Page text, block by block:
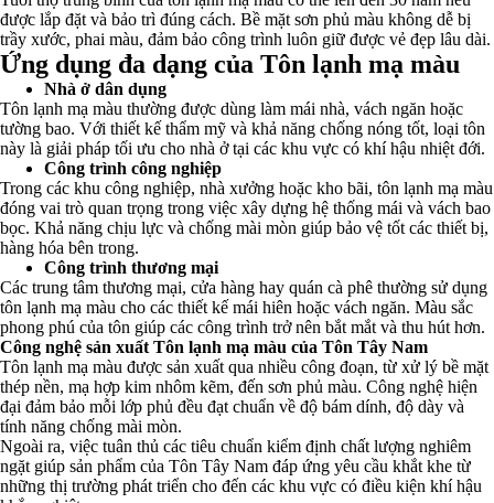
được lắp đặt và bảo trì đúng cách. Bề mặt sơn phủ màu không dễ bị
trầy xước, phai màu, đảm bảo công trình luôn giữ được vẻ đẹp lâu dài.
Ứng dụng đa dạng của Tôn lạnh mạ màu
Nhà ở dân dụng
Tôn lạnh mạ màu thường được dùng làm mái nhà, vách ngăn hoặc
tường bao. Với thiết kế thẩm mỹ và khả năng chống nóng tốt, loại tôn
này là giải pháp tối ưu cho nhà ở tại các khu vực có khí hậu nhiệt đới.
Công trình công nghiệp
Trong các khu công nghiệp, nhà xưởng hoặc kho bãi, tôn lạnh mạ màu
đóng vai trò quan trọng trong việc xây dựng hệ thống mái và vách bao
bọc. Khả năng chịu lực và chống mài mòn giúp bảo vệ tốt các thiết bị,
hàng hóa bên trong.
Công trình thương mại
Các trung tâm thương mại, cửa hàng hay quán cà phê thường sử dụng
tôn lạnh mạ màu cho các thiết kế mái hiên hoặc vách ngăn. Màu sắc
phong phú của tôn giúp các công trình trở nên bắt mắt và thu hút hơn.
Công nghệ sản xuất Tôn lạnh mạ màu của Tôn Tây Nam
Tôn lạnh mạ màu được sản xuất qua nhiều công đoạn, từ xử lý bề mặt
thép nền, mạ hợp kim nhôm kẽm, đến sơn phủ màu. Công nghệ hiện
đại đảm bảo mỗi lớp phủ đều đạt chuẩn về độ bám dính, độ dày và
tính năng chống mài mòn.
Ngoài ra, việc tuân thủ các tiêu chuẩn kiểm định chất lượng nghiêm
ngặt giúp sản phẩm của Tôn Tây Nam đáp ứng yêu cầu khắt khe từ
những thị trường phát triển cho đến các khu vực có điều kiện khí hậu